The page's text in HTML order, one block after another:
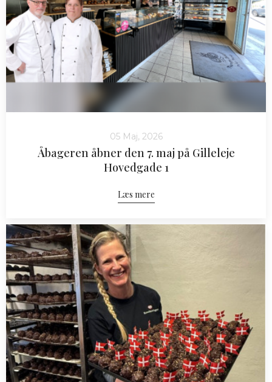
05 Maj, 2026
Åbageren åbner den 7. maj på Gilleleje
Hovedgade 1
Læs mere